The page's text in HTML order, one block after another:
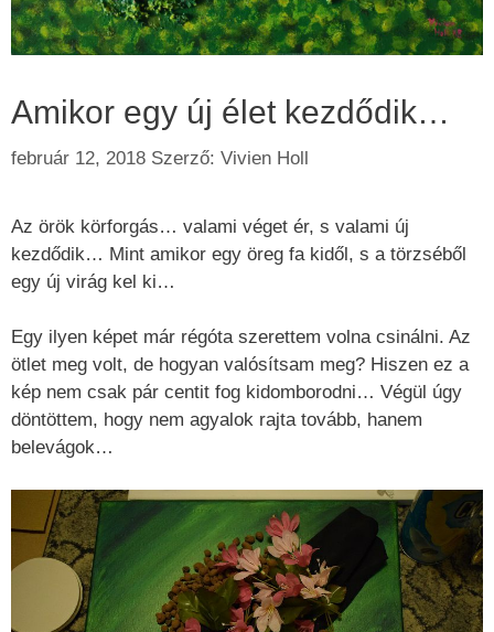
Amikor egy új élet kezdődik…
február 12, 2018 Szerző: Vivien Holl
Az örök körforgás… valami véget ér, s valami új
kezdődik… Mint amikor egy öreg fa kidől, s a törzséből
egy új virág kel ki…
Egy ilyen képet már régóta szerettem volna csinálni. Az
ötlet meg volt, de hogyan valósítsam meg? Hiszen ez a
kép nem csak pár centit fog kidomborodni… Végül úgy
döntöttem, hogy nem agyalok rajta tovább, hanem
belevágok…